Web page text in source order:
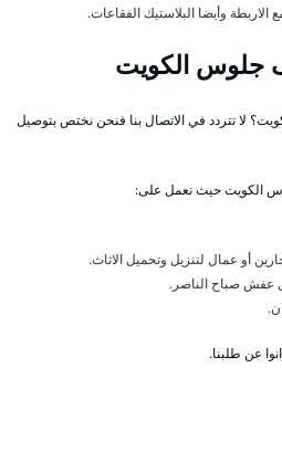
الاربطة وأيضا البلاستيك الفقاعات.
جلوس الكويت
لا تتردد في الاتصال بنا فنحن نختص بتوصيل
الكويت حيث نعمل على:
أو عمال لتنزيل وتحميل الاثاث.
عفش صباح الناصر.
عن طلبنا.